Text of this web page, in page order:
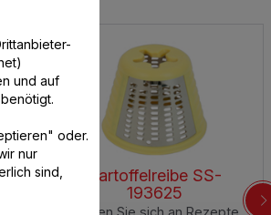
193625
und auf
oder.
nur
sind,